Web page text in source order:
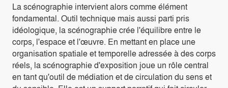
La scénographie intervient alors comme élément
fondamental. Outil technique mais aussi parti pris
idéologique, la scénographie crée l'équilibre entre le
corps, l'espace et l'œuvre. En mettant en place une
organisation spatiale et temporelle adressée à des corps
réels, la scénographie d'exposition joue un rôle central
en tant qu'outil de médiation et de circulation du sens et